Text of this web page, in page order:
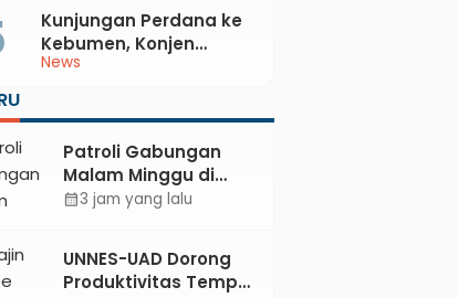
Sejarah, Geopark, dan
Literasi Pertanian
News
Kunjungan Perdana ke
Kebumen, Konjen
Australia Temui Bupati
Patroli Gabungan
Malam Minggu di
Kebumen, 13
calendar_month3 jam yang lalu
UNNES-UAD Dorong
Produktivitas Tempe